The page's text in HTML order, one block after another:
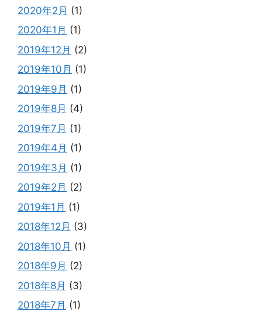
2020年2月 (1)
2020年1月 (1)
2019年12月 (2)
2019年10月 (1)
2019年9月 (1)
2019年8月 (4)
2019年7月 (1)
2019年4月 (1)
2019年3月 (1)
2019年2月 (2)
2019年1月 (1)
2018年12月 (3)
2018年10月 (1)
2018年9月 (2)
2018年8月 (3)
2018年7月 (1)